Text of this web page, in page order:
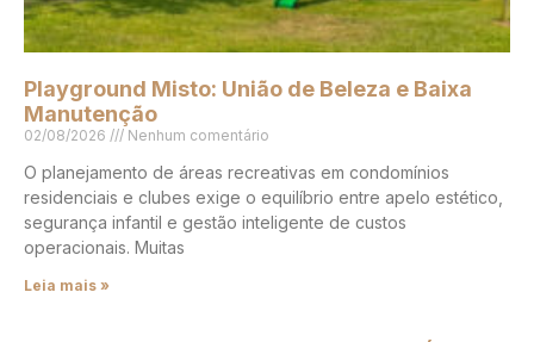
Playground Misto: União de Beleza e Baixa
Manutenção
02/08/2026 Nenhum comentário
O planejamento de áreas recreativas em condomínios
residenciais e clubes exige o equilíbrio entre apelo estético,
segurança infantil e gestão inteligente de custos
operacionais. Muitas
Leia mais »